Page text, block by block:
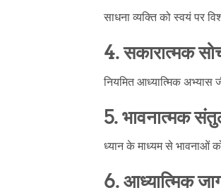
साधना व्यक्ति को स्वयं पर
4. सकारात्मक
नियमित आध्यात्मिक अभ्यास
5. भावनात्मक
ध्यान के माध्यम से भावनाओं
6. आध्यात्मिक